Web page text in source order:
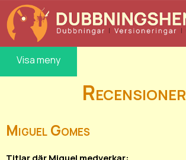
Visa meny
Recensioner
Miguel Gomes